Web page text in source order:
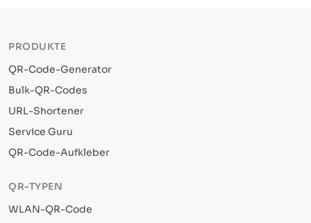
PRODUKTE
QR-Code-Generator
Bulk-QR-Codes
URL-Shortener
Service Guru
QR-Code-Aufkleber
QR-TYPEN
WLAN-QR-Code